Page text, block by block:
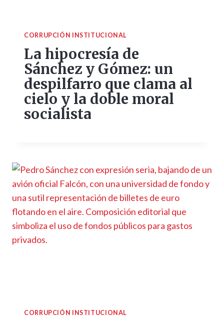
CORRUPCIÓN INSTITUCIONAL
La hipocresía de
Sánchez y Gómez: un
despilfarro que clama al
cielo y la doble moral
socialista
CORRUPCIÓN INSTITUCIONAL